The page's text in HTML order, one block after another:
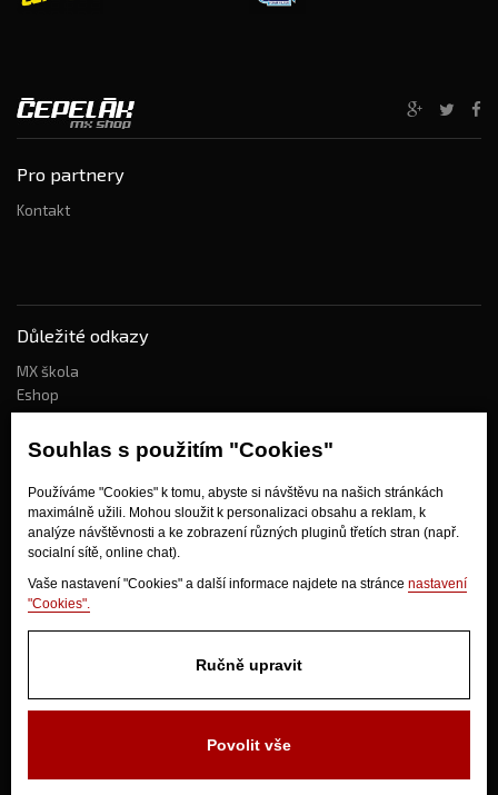
Souhlas s použitím "Cookies"
Používáme "Cookies" k tomu, abyste si návštěvu na našich stránkách
maximálně užili. Mohou sloužit k personalizaci obsahu a reklam, k
analýze návštěvnosti a ke zobrazení různých pluginů třetích stran (např.
socialní sítě, online chat).
Vaše nastavení "Cookies" a další informace najdete na stránce nastavení
"Cookies".
Ručně upravit
Povolit vše
Pro partnery
Kontakt
Důležité odkazy
MX škola
Eshop
Kdo jsme?
Jak nakupovat?
Obchodní podmínky
Doprava
Odstoupení od kupní smlouvy
280 02 Kolín